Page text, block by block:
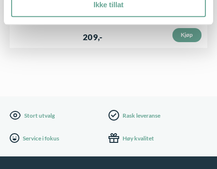
Ikke tillat
37,5x17cm
209,- Kjøp
Stort utvalg Rask leveranse
Service i fokus Høy kvalitet